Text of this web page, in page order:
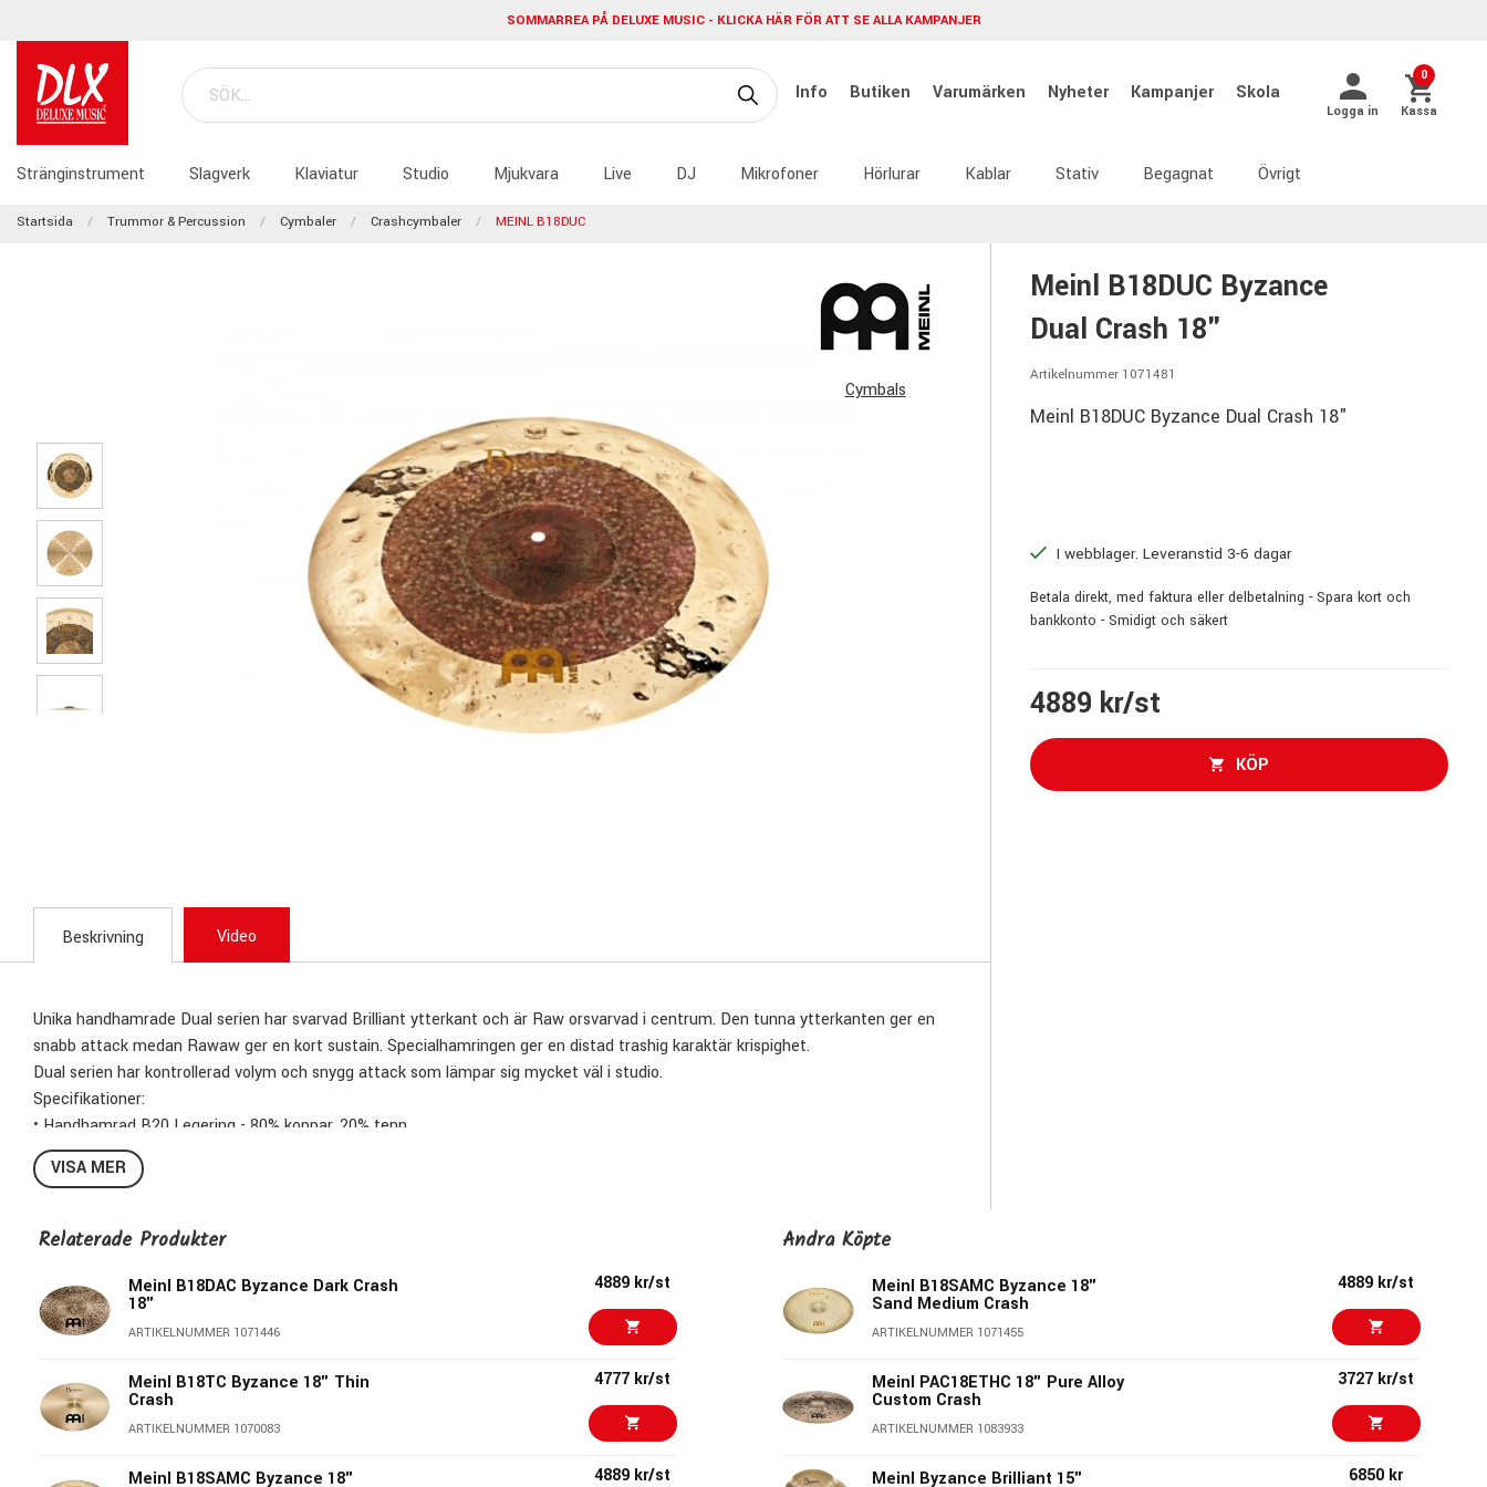
SOMMARREA PÅ DELUXE MUSIC - KLICKA HÄR FÖR ATT SE ALLA KAMPANJER
Info Butiken Varumärken Nyheter Kampanjer Skola
Logga in
0
Kassa
Stränginstrument Slagverk Klaviatur Studio Mjukvara Live DJ Mikrofoner Hörlurar Kablar Stativ Begagnat Övrigt
Startsida Trummor & Percussion Cymbaler Crashcymbaler MEINL B18DUC
Cymbals
Meinl B18DUC Byzance
Dual Crash 18"
Artikelnummer 1071481
Meinl B18DUC Byzance Dual Crash 18"
I webblager. Leveranstid 3-6 dagar
Betala direkt, med faktura eller delbetalning - Spara kort och
bankkonto - Smidigt och säkert
4889 kr/st
KÖP
Beskrivning Video
Unika handhamrade Dual serien har svarvad Brilliant ytterkant och är Raw orsvarvad i centrum. Den tunna ytterkanten ger en
snabb attack medan Rawaw ger en kort sustain. Specialhamringen ger en distad trashig karaktär krispighet.
Dual serien har kontrollerad volym och snygg attack som lämpar sig mycket väl i studio.
Specifikationer:
• Handhamrad B20 Legering - 80% koppar, 20% tenn.
• Raw finish med handsvarvad ytterkant i Brilliant finish.
• Tillverkade i Meinls turkiska fabrik, kvalitetskontrolleras och efterbehandlade i Meinls tyskland.
• Brett ljudspektra passar flera genrer som Jazz, Funk, RNB, Studio, Electro.
Byzance:
Byzance tillverkas i Meinls turkiska fabrik enligt traditionella hantverksmetoder som är präglade av stort kunnande och
yrkesstolthet. Varje cymbal gjuts av B20 legering som är av 80% koppar och 20% tenn.
cymbalens klocka innan handhamringen tar vid för att skapa cymbalens form. De serier som har svarvad yta handsvarvas
därefter innan de skickas till Tyskland. Varje steg i nämda process har avgörande betydelse för cymbalens ljudkaraktär och
egenskaper vilket gör att ex. 16" Thin crash tillverkas efter annat mönster än dito Heavy crash.
De råa cymbalerna skickas till Meinls tyska fabrik för kvalitetskontroll, sortering och olika efterbehandlingar som ex. lazer logo,
VISA MER
Relaterade Produkter
Meinl B18DAC Byzance Dark Crash
18"
ARTIKELNUMMER 1071446
4889 kr/st
Meinl B18TC Byzance 18" Thin
Crash
ARTIKELNUMMER 1070083
4777 kr/st
Meinl B18SAMC Byzance 18" 4889 kr/st
Andra Köpte
Meinl B18SAMC Byzance 18"
Sand Medium Crash
ARTIKELNUMMER 1071455
4889 kr/st
Meinl PAC18ETHC 18" Pure Alloy
Custom Crash
ARTIKELNUMMER 1083933
3727 kr/st
Meinl Byzance Brilliant 15" 6850 kr